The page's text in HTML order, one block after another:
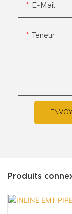
E-Mail
Teneur
Produits